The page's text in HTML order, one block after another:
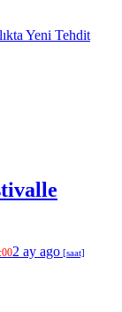
Yeni Tehdit
2 ay ago